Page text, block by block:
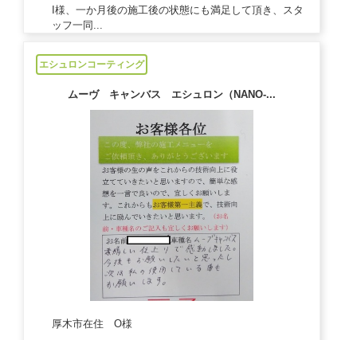
I様、一か月後の施工後の状態にも満足して頂き、スタ
ッフ一同...
エシュロンコーティング
ムーヴ キャンバス エシュロン（NANO-...
厚木市在住 O様